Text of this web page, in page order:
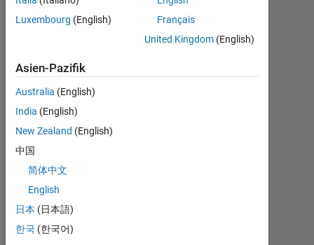
BEITRÄGE 10
-4
-2
2
4
6
8
10
25 20
5
-5
-10
RANG
89.807
Luxembourg (English)
Français
United Kingdom (English)
Asien-Pazifik
Australia (English)
India (English)
New Zealand (English)
中国
简体中文
English
日本 (日本語)
한국 (한국어)